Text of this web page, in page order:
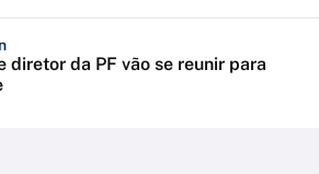
diretor da PF vão se reunir para